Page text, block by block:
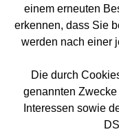
einem erneuten
erkennen, dass Sie
werden nach einer
Die durch
genannten
Interessen sowie